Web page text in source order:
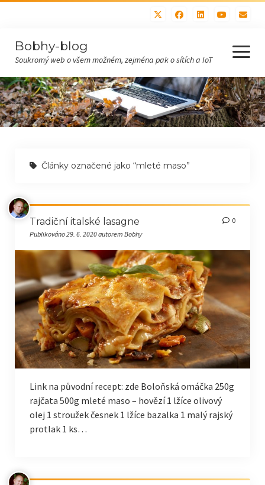
Bobhy-blog
Soukromý web o všem možném, zejména pak o sítích a IoT
otevřít
menu
Domů
Všechny příspěvky
IoT
Polévky
Sladké recepty
Pečivo
Ostatní
Projekt Mete-IoT
Přehled (Drnovice 771)
Servisní data senzorů
Přehled (Roštín 78)
Články označené jako “mleté maso”
Tradiční italské lasagne
Publikováno 29. 6. 2020 autorem Bobhy
0
Link na původní recept: zde Boloňská omáčka 250g
rajčata 500g mleté maso – hovězí 1 lžíce olivový
olej 1 stroužek česnek 1 lžíce bazalka 1 malý rajský
protlak 1 ks…